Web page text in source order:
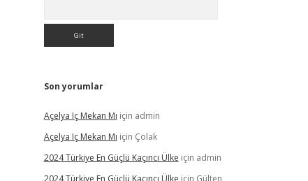
Son yorumlar
Açelya Iç Mekan Mı için admin
Açelya Iç Mekan Mı için Çolak
2024 Türkiye En Güçlü Kaçıncı Ülke için admin
2024 Türkiye En Güçlü Kaçıncı Ülke için Gülten